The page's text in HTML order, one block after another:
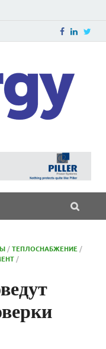
/ТЕПЛОСНАБЖЕНИЕ /
/